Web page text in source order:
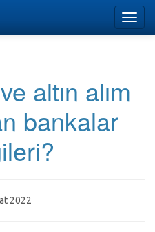
Menu
altın alım
bankalar
2022